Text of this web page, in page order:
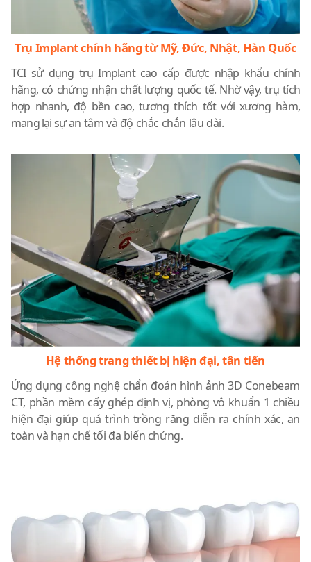
Trụ Implant chính hãng từ Mỹ, Đức, Nhật, Hàn Quốc
TCI sử dụng trụ Implant cao cấp được nhập khẩu chính
hãng, có chứng nhận chất lượng quốc tế. Nhờ vậy, trụ tích
hợp nhanh, độ bền cao, tương thích tốt với xương hàm,
mang lại sự an tâm và độ chắc chắn lâu dài.
Hệ thống trang thiết bị hiện đại, tân tiến
Ứng dụng công nghệ chẩn đoán hình ảnh 3D Conebeam
CT, phần mềm cấy ghép định vị, phòng vô khuẩn 1 chiều
hiện đại giúp quá trình trồng răng diễn ra chính xác, an
toàn và hạn chế tối đa biến chứng.